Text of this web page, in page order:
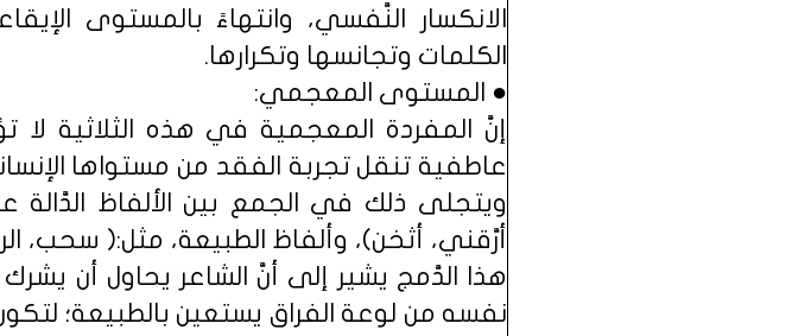
الانكسار النَّفسي، وانتهاءً بالمستوى
الكلمات وتجانسها وتكرارها.
● المستوى المعجمي:
إنَّ المفردة المعجمية في هذه الثلاثية
عاطفية تنقل تجربة الفقد من مستواها
ويتجلى ذلك في الجمع بين الألفاظ
أرَّقني، أثخن)، وألفاظ الطبيعة، مثل:(
هذا الدَّمج يشير إلى أنَّ الشاعر يحاول أن
نفسه من لوعة الفراق يستعين بالطبيعة؛